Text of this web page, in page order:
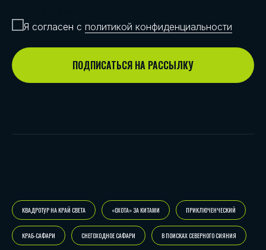
Я согласен с политикой конфиденциальности
ПОДПИСАТЬСЯ НА РАССЫЛКУ
КВАДРОТУР НА КРАЙ СВЕТА «ОХОТА» ЗА КИТАМИ ПРИКЛЮЧЕНЧЕСКИЙ
КРАБ-САФАРИ СНЕГОХОДНОЕ САФАРИ В ПОИСКАХ СЕВЕРНОГО СИЯНИЯ